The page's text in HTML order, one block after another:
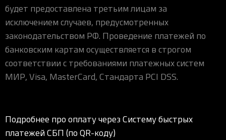
будет предоставлена третьим лицам за
исключением случаев, предусмотренных
законодательством РФ. Проведение платежей по
банковским картам осуществляется в строгом
соответствии с требованиями платежных систем
МИР, Visa, MasterCard, Стандарта PCI DSS.
Подробнее про оплату через Систему быстрых
платежей СБП (по QR-коду)